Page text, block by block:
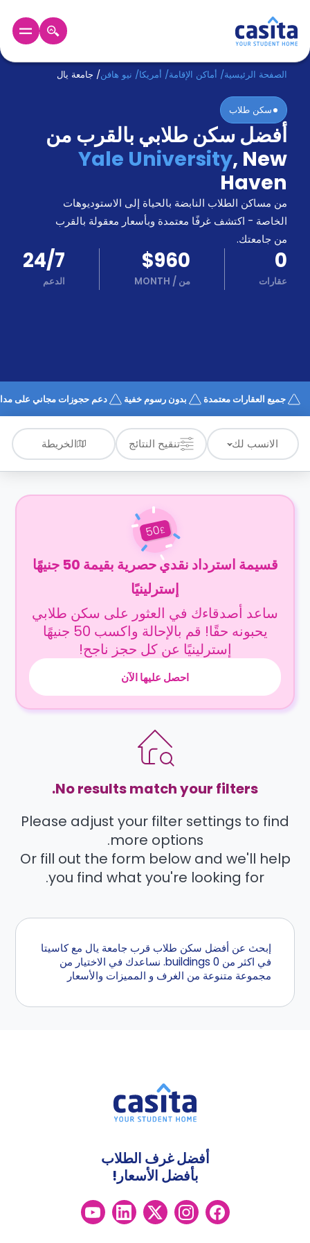
الرئيسية عربي USD
دخول
حجز
السكن
نحن؟
المدونة
أخبر
أصدقائك
اكسب
كن
شريكا
كيف
تعمل؟
الأسئلة
الشائعة
الصفحة الرئيسية/ أماكن الإقامة/ أمريكا/ نيو هافن/ جامعة يال
سكن طلاب
أفضل سكن طلابي بالقرب من
Yale University, New
Haven
من مساكن الطلاب النابضة بالحياة إلى الاستوديوهات
الخاصة - اكتشف غرفًا معتمدة وبأسعار معقولة بالقرب
من جامعتك.
0
عقارات
$960
من /
MONTH
24/7
الدعم
جميع العقارات معتمدة بدون رسوم خفية دعم حجوزات مجاني على مدار
الانسب لك تنقيح النتائج الخريطة
£
50
قسيمة استرداد نقدي حصرية بقيمة 50 جنيهًا
إسترلينيًا
ساعد أصدقاءك في العثور على سكن طلابي
يحبونه حقًا! قم بالإحالة واكسب 50 جنيهًا
إسترلينيًا عن كل حجز ناجح!
احصل عليها الآن
No results match your filters.
Please adjust your filter settings to find
more options.
Or fill out the form below and we'll help
you find what you're looking for.
إبحث عن أفضل سكن طلاب قرب جامعة يال مع كاسيتا
في اكثر من 0 buildings. نساعدك في الاختيار من
مجموعة متنوعة من الغرف و المميزات والأسعار
أفضل غرف الطلاب
بأفضل الأسعار!